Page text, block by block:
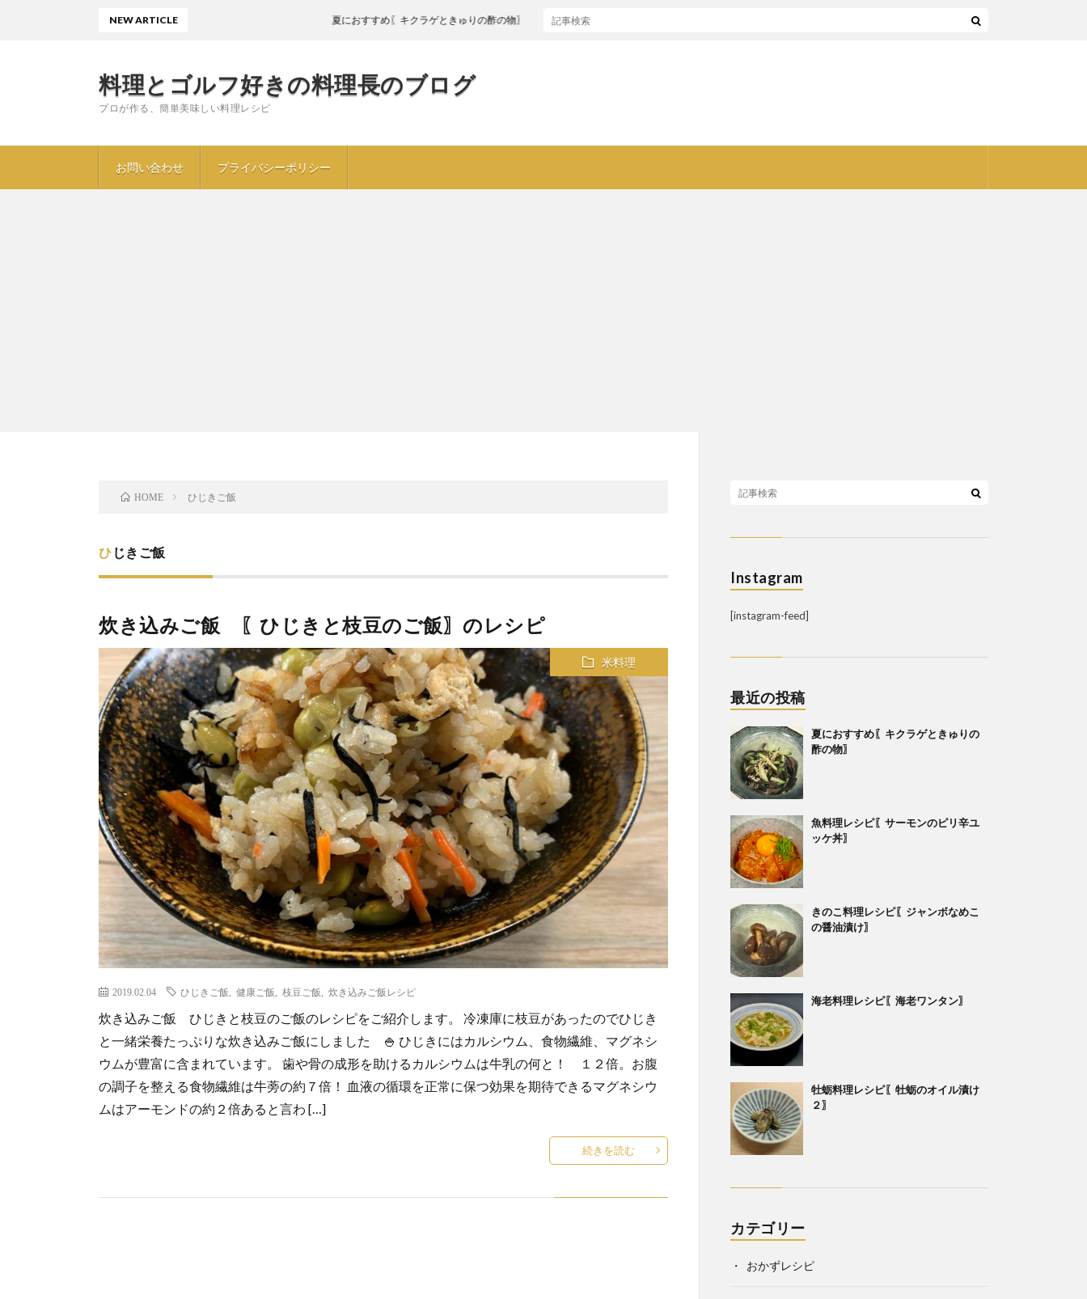
料理とゴルフ好きの料理長のブログ
プロが作る、簡単美味しい料理レシピ
お問い合わせ プライバシーポリシー
NEW ARTICLE 夏におすすめ〖キクラゲときゅりの酢の物〗
HOME ひじきご飯
ひじきご飯
炊き込みご飯 〖ひじきと枝豆のご飯〗のレシピ
米料理
2019.02.04 ひじきご飯 健康ご飯 枝豆ご飯 炊き込みご飯レシピ
炊き込みご飯 ひじきと枝豆のご飯のレシピをご紹介します。 冷凍庫に枝豆があったのでひじき
と一緒栄養たっぷりな炊き込みご飯にしました 🍚 ひじきにはカルシウム、食物繊維、マグネシ
ウムが豊富に含まれています。 歯や骨の成形を助けるカルシウムは牛乳の何と！ １２倍。お腹
の調子を整える食物繊維は牛蒡の約７倍！ 血液の循環を正常に保つ効果を期待できるマグネシウ
ムはアーモンドの約２倍あると言わ […]
続きを読む
Instagram
[instagram-feed]
最近の投稿
夏におすすめ〖キクラゲときゅりの
酢の物〗
魚料理レシピ〖サーモンのピリ辛ユ
ッケ丼〗
きのこ料理レシピ〖ジャンボなめこ
の醤油漬け〗
海老料理レシピ〖海老ワンタン〗
牡蛎料理レシピ〖牡蛎のオイル漬け
２〗
カテゴリー
おかずレシピ